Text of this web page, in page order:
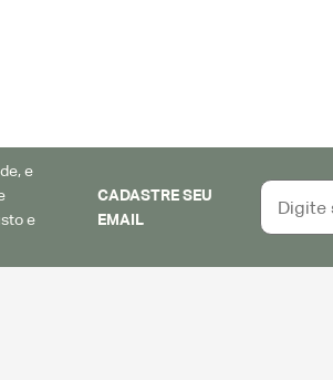
e
e
CADASTRE SEU
EMAIL